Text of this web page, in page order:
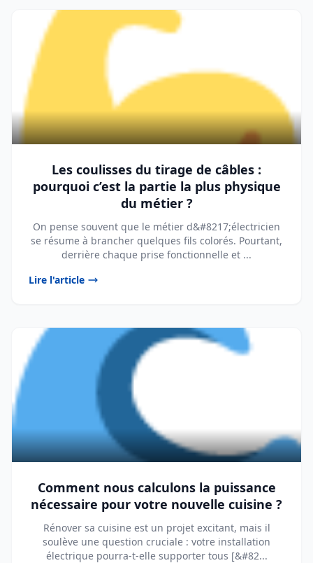
Les coulisses du tirage de câbles :
pourquoi c’est la partie la plus physique
du métier ?
On pense souvent que le métier d&#8217;électricien
se résume à brancher quelques fils colorés. Pourtant,
derrière chaque prise fonctionnelle et ...
Lire l'article
Comment nous calculons la puissance
nécessaire pour votre nouvelle cuisine ?
Rénover sa cuisine est un projet excitant, mais il
soulève une question cruciale : votre installation
électrique pourra-t-elle supporter tous [&#82...